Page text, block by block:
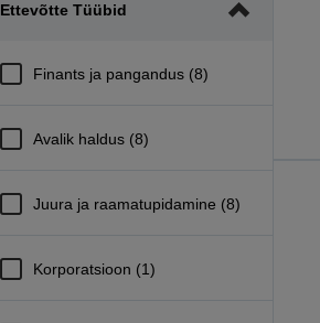
Ettevõtte Tüübid
Finants ja pangandus (8)
Avalik haldus (8)
Juura ja raamatupidamine (8)
Korporatsioon (1)